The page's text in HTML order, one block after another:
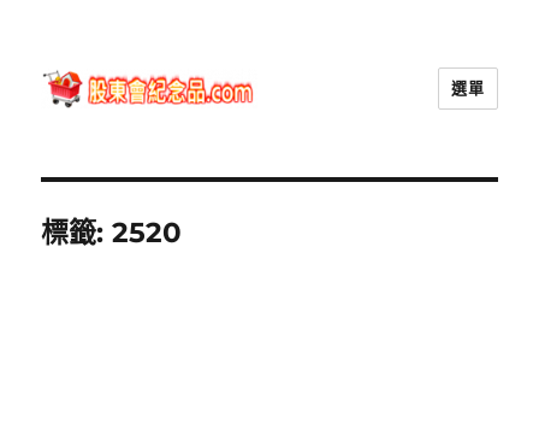
選單
標籤:2520